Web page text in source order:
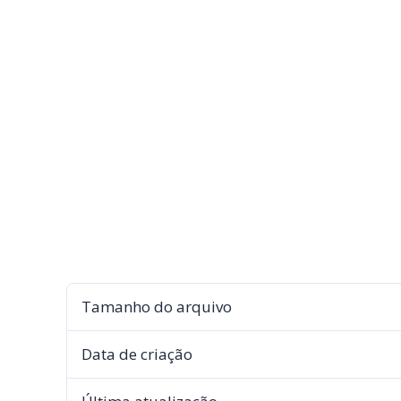
Tamanho do arquivo
Data de criação